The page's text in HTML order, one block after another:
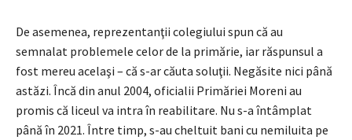
De asemenea, reprezentanţii colegiului spun că au
semnalat problemele celor de la primărie, iar răspunsul a
fost mereu acelaşi – că s-ar căuta soluţii. Negăsite nici până
astăzi. Încă din anul 2004, oficialii Primăriei Moreni au
promis că liceul va intra în reabilitare. Nu s-a întâmplat
până în 2021. Între timp, s-au cheltuit bani cu nemiluita pe